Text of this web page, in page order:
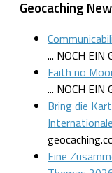
Geocaching
... NOCH EIN
Faith no
... NOCH EIN
Bring die
Eine